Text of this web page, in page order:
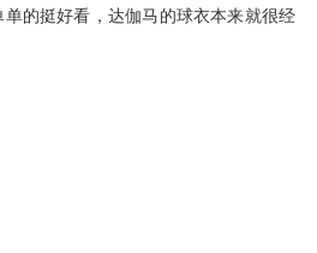
的挺好看，达伽马的球衣本来就很经